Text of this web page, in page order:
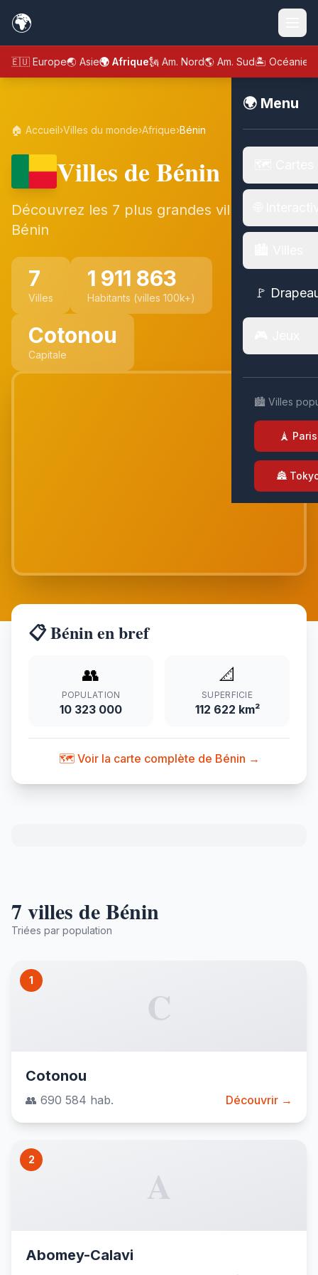
🌍
🇪🇺 Europe🌏 Asie🌍 Afrique🗽 Am. Nord🌎 Am. Sud🏝️ Océanie
🌍 Menu
🚩
🏙️ Villes
🗼 Paris
🏯
🏠 Accueil›Villes du monde›Afrique›Bénin
Villes de Bénin
Découvrez les 7 plus grandes villes de
Bénin
7
Villes
1 911 863
Habitants (villes 100k+)
Cotonou
Capitale
📋 Bénin en bref
👥
POPULATION
10 323 000
📐
SUPERFICIE
112 622 km²
🗺️ Voir la carte complète de Bénin →
7 villes de Bénin
Triées par population
1
C
Cotonou
👥 690 584 hab. Découvrir →
2
A
Abomey-Calavi